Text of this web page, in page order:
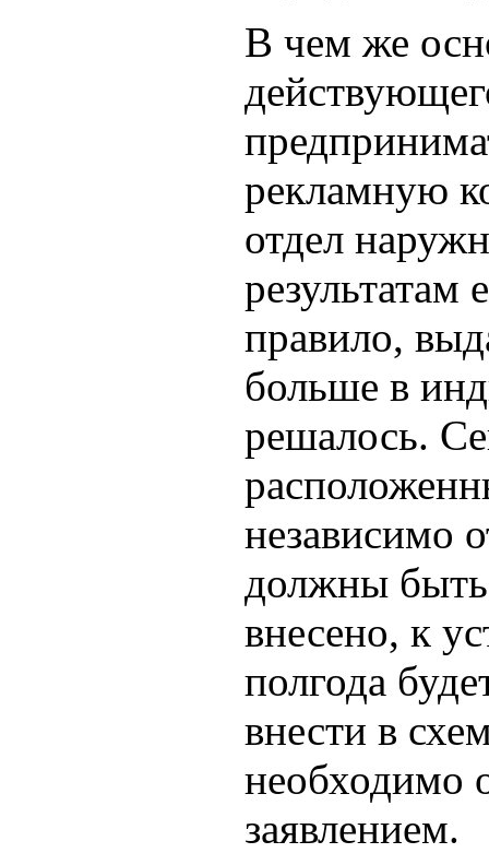
В чем же
рекламную
отдел
результатам
правило,
больше в
решалось.
независимо
должны быть
внесено, к
полгода
внести в
необходимо
заявлением.